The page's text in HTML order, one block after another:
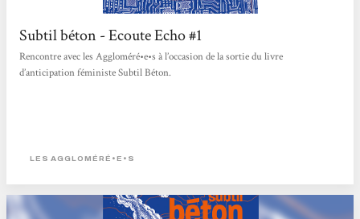
Subtil béton - Ecoute Echo #1
Rencontre avec les Aggloméré•e•s à l’occasion de la sortie du livre
d’anticipation féministe Subtil Béton.
LES AGGLOMÉRÉ•E•S